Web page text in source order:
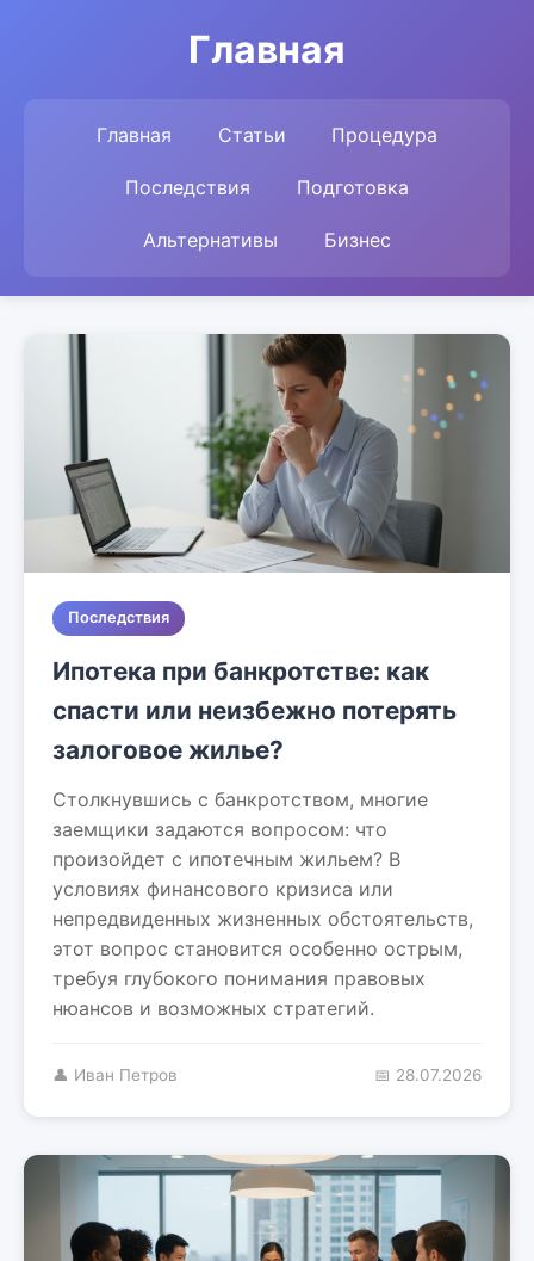
Главная
Главная Статьи Процедура
Последствия Подготовка
Альтернативы Бизнес
Последствия
Ипотека при банкротстве: как
спасти или неизбежно потерять
залоговое жилье?
Столкнувшись с банкротством, многие
заемщики задаются вопросом: что
произойдет с ипотечным жильем? В
условиях финансового кризиса или
непредвиденных жизненных обстоятельств,
этот вопрос становится особенно острым,
требуя глубокого понимания правовых
нюансов и возможных стратегий.
👤 Иван Петров 📅 28.07.2026